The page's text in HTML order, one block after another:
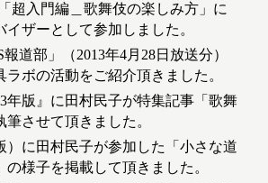
超入門編＿歌舞伎の楽しみ方」に
イザーとして参加しました。
道部」（2013年4月28日放送分）
ラボの活動をご紹介頂きました。
年版』に田村民子が特集記事「歌舞
させて頂きました。
）に田村民子が参加した「小さな道
様子を掲載して頂きました。